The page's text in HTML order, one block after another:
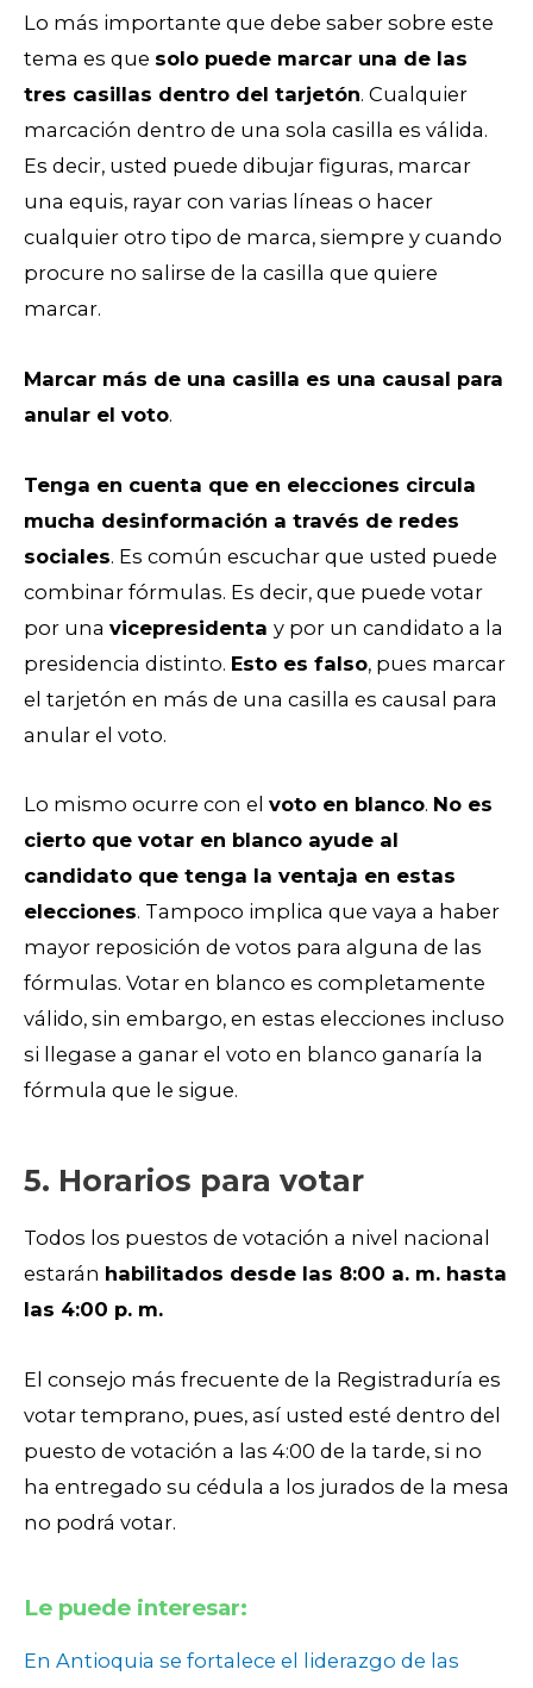
Lo más importante que debe saber sobre este
tema es que solo puede marcar una de las
tres casillas dentro del tarjetón. Cualquier
marcación dentro de una sola casilla es válida.
Es decir, usted puede dibujar figuras, marcar
una equis, rayar con varias líneas o hacer
cualquier otro tipo de marca, siempre y cuando
procure no salirse de la casilla que quiere
marcar.
Marcar más de una casilla es una causal para
anular el voto.
Tenga en cuenta que en elecciones circula
mucha desinformación a través de redes
sociales. Es común escuchar que usted puede
combinar fórmulas. Es decir, que puede votar
por una vicepresidenta y por un candidato a la
presidencia distinto. Esto es falso, pues marcar
el tarjetón en más de una casilla es causal para
anular el voto.
Lo mismo ocurre con el voto en blanco. No es
cierto que votar en blanco ayude al
candidato que tenga la ventaja en estas
elecciones. Tampoco implica que vaya a haber
mayor reposición de votos para alguna de las
fórmulas. Votar en blanco es completamente
válido, sin embargo, en estas elecciones incluso
si llegase a ganar el voto en blanco ganaría la
fórmula que le sigue.
5. Horarios para votar
Todos los puestos de votación a nivel nacional
estarán habilitados desde las 8:00 a. m. hasta
las 4:00 p. m.
El consejo más frecuente de la Registraduría es
votar temprano, pues, así usted esté dentro del
puesto de votación a las 4:00 de la tarde, si no
ha entregado su cédula a los jurados de la mesa
no podrá votar.
Le puede interesar:
En Antioquia se fortalece el liderazgo de las